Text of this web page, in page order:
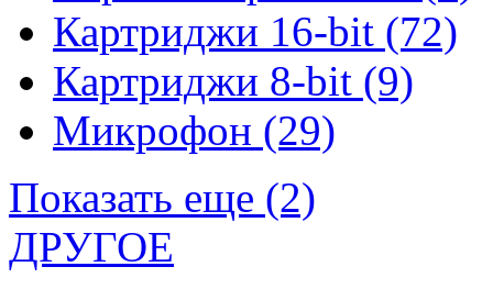
Картриджи 16-bit (72)
Картриджи 8-bit (9)
Микрофон (29)
Показать еще (2)
ДРУГОЕ